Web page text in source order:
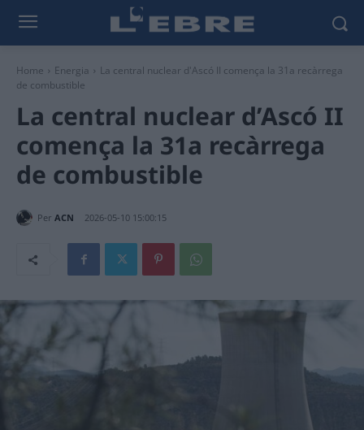
Home Energia
La central nuclear d'Ascó II comença la 31a recàrrega
de combustible
La central nuclear d’Ascó II
comença la 31a recàrrega
de combustible
Per ACN 2026-05-10 15:00:15